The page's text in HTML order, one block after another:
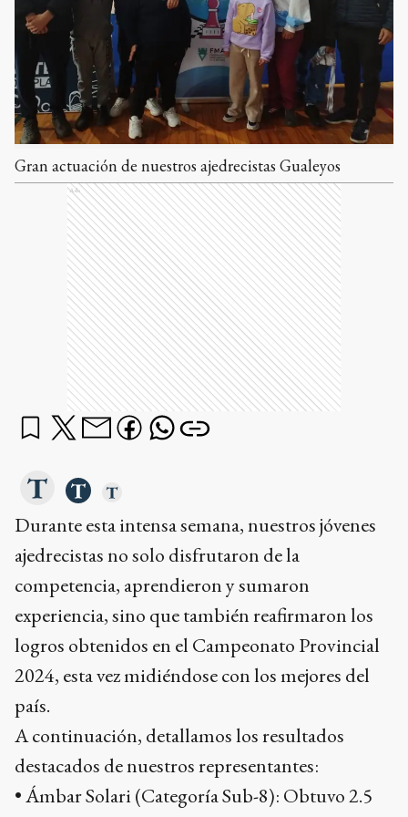
Gran actuación de nuestros ajedrecistas Gualeyos
Ads
Durante esta intensa semana, nuestros jóvenes
ajedrecistas no solo disfrutaron de la
competencia, aprendieron y sumaron
experiencia, sino que también reafirmaron los
logros obtenidos en el Campeonato Provincial
2024, esta vez midiéndose con los mejores del
país.
A continuación, detallamos los resultados
destacados de nuestros representantes:
• Ámbar Solari (Categoría Sub-8): Obtuvo 2.5